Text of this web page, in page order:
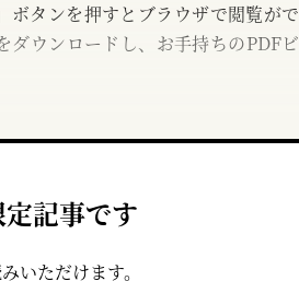
タンを押すとブラウザで閲覧がで
ダウンロードし、お手持ちのPDFビ
記事です
いただけます。